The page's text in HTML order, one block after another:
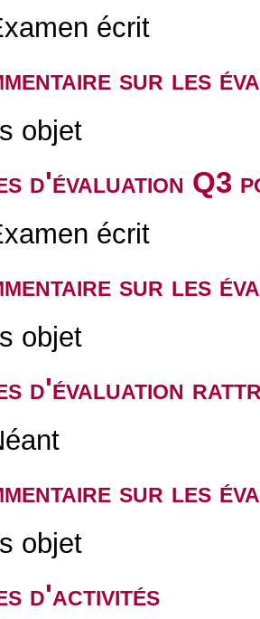
écrit
sur les
objet
d'évaluation Q3
écrit
sur les
objet
d'évaluation
sur les
objet
d'activités